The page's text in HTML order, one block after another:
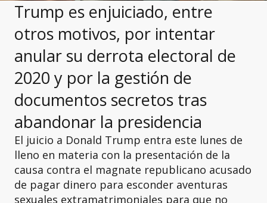
Trump es enjuiciado, entre
otros motivos, por intentar
anular su derrota electoral de
2020 y por la gestión de
documentos secretos tras
abandonar la presidencia
El juicio a Donald Trump entra este lunes de
lleno en materia con la presentación de la
causa contra el magnate republicano acusado
de pagar dinero para esconder aventuras
sexuales extramatrimoniales para que no